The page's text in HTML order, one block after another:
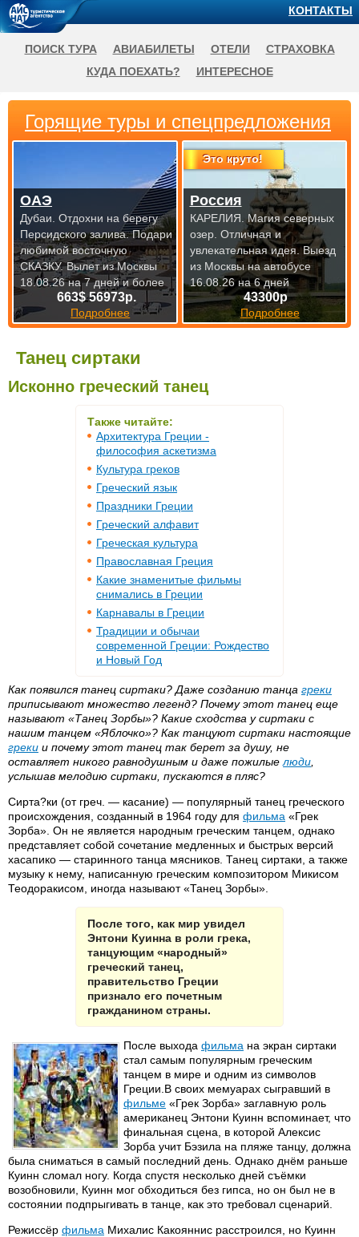
Танец сиртаки
Исконно греческий танец
Также читайте:
Архитектура Греции -
философия аскетизма
Культура греков
Греческий язык
Праздники Греции
Греческий алфавит
Греческая культура
Православная Греция
Какие знаменитые фильмы
снимались в Греции
Карнавалы в Греции
Традиции и обычаи
современной Греции: Рождество
и Новый Год
Как появился танец сиртаки? Даже созданию танца греки
приписывают множество легенд? Почему этот танец еще
называют «Танец Зорбы»? Какие сходства у сиртаки с
нашим танцем «Яблочко»? Как танцуют сиртаки настоящие
греки и почему этот танец так берет за душу, не
оставляет никого равнодушным и даже пожилые люди
услышав мелодию сиртаки, пускаются в пляс?
Сирта?ки (от греч. — касание) — популярный танец греческого
происхождения, созданный в 1964 году для фильма «Грек
Зорба». Он не является народным греческим танцем, однако
представляет собой сочетание медленных и быстрых версий
хасапико — старинного танца мясников. Танец сиртаки, а также
музыку к нему, написанную греческим композитором Микисом
Теодоракисом, иногда называют «Танец Зорбы».
После того, как мир увидел
Энтони Куинна в роли грека,
танцующим «народный»
греческий танец,
правительство Греции
признало его почетным
гражданином страны.
После выхода фильма на экран сиртаки
стал самым популярным греческим
танцем в мире и одним из символов
Греции.В своих мемуарах сыгравший в
фильме «Грек Зорба» заглавную роль
американец Энтони Куинн вспоминает, что
финальная сцена, в которой Алексис
Зорба учит Бэзила на пляже танцу, должна
была сниматься в самый последний день. Однако днём раньше
Куинн сломал ногу. Когда спустя несколько дней съёмки
возобновили, Куинн мог обходиться без гипса, но он был не в
состоянии подпрыгивать в танце, как это требовал сценарий.
Режиссёр фильма Михалис Какояннис расстроился, но Куинн
Горящие туры и спецпредложения
663$ 56973р.
Подробнее
ОАЭ
Дубаи. Отдохни на берегу
Персидского залива. Подари
любимой восточную
СКАЗКУ.Вылет из Москвы
18.08.26 на 7 дней и более
Это круто!
43300р
Подробнее
Россия
КАРЕЛИЯ. Магия северных
озер. Отличная и
увлекательная идея.Выезд
из Москвы на автобусе
16.08.26 на 6 дней
КОНТАКТЫ
ПОИСК ТУРА АВИАБИЛЕТЫ ОТЕЛИ
СТРАХОВКА
КУДА ПОЕХАТЬ?
ИНТЕРЕСНОЕ